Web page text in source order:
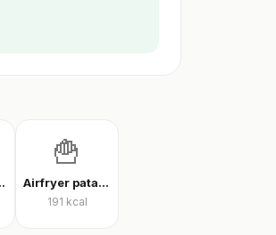
🍟
Airfryer patates kızartması
191 kcal